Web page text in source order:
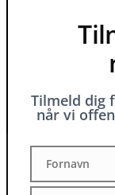
Tilmeld dig
når vi
Fornavn
Fornavn